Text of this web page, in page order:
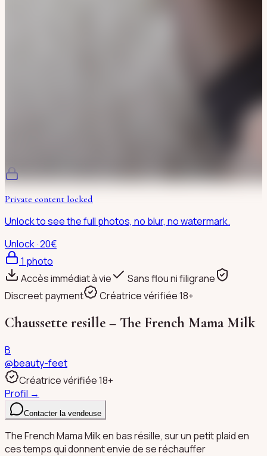
Private content locked
Unlock to see the full photos, no blur, no watermark.
Unlock · 20€
1 photo
Accès immédiat à vie
Sans flou ni filigrane
Discreet payment
Créatrice vérifiée 18+
Chaussette resille – The French Mama Milk
B
@beauty-feet
Créatrice vérifiée 18+
Profil →
Contacter la vendeuse
The French Mama Milk en bas résille, sur un petit plaid en
ces temps qui donnent envie de se réchauffer